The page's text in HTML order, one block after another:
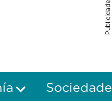
Publicidade
Sociedade